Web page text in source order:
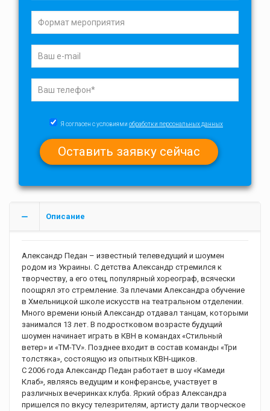
Я согласен с условиями обработки персональных данных
Описание
Александр Педан – известный телеведущий и шоумен
родом из Украины. С детства Александр стремился к
творчеству, а его отец, популярный хореограф, всячески
поощрял это стремление. За плечами Александра обучение
в Хмельницкой школе искусств на театральном отделении.
Много времени юный Александр отдавал танцам, которыми
занимался 13 лет. В подростковом возрасте будущий
шоумен начинает играть в КВН в командах «Стильный
ветер» и «ТМ-TV». Позднее входит в состав команды «Три
толстяка», состоящую из опытных КВН-щиков.
С 2006 года Александр Педан работает в шоу «Камеди
Клаб», являясь ведущим и конферансье, участвует в
различных вечеринках клуба. Яркий образ Александра
пришелся по вкусу телезрителям, артисту дали творческое